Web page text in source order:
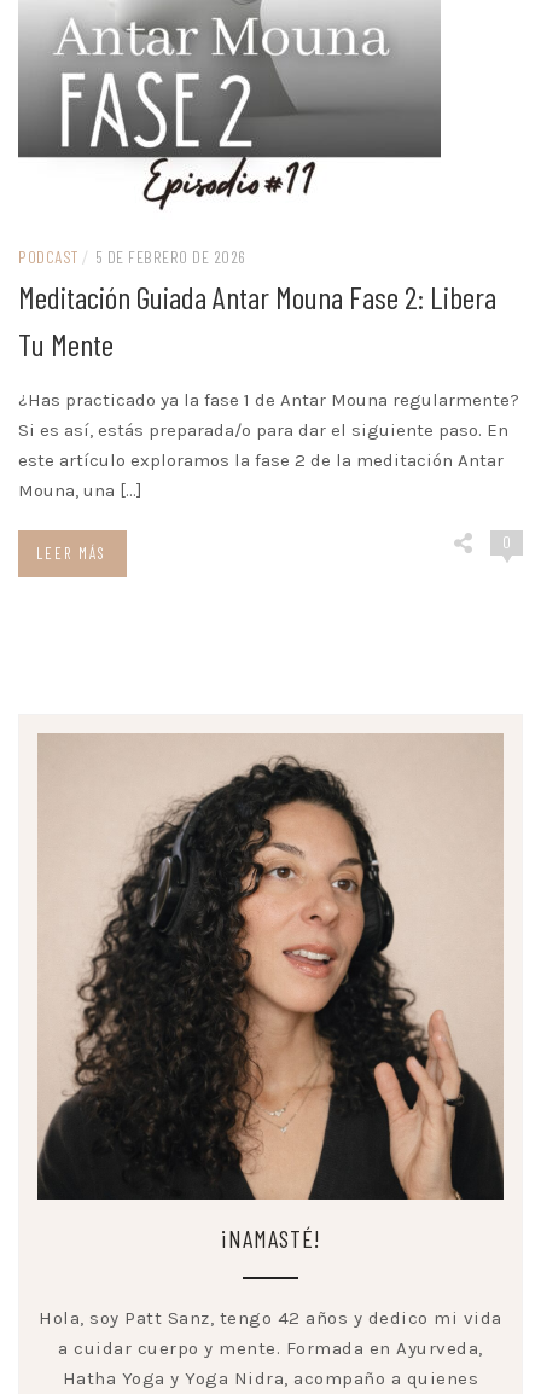
PODCAST / 5 DE FEBRERO DE 2026
Meditación Guiada Antar Mouna Fase 2: Libera
Tu Mente
¿Has practicado ya la fase 1 de Antar Mouna regularmente?
Si es así, estás preparada/o para dar el siguiente paso. En
este artículo exploramos la fase 2 de la meditación Antar
Mouna, una […]
0
LEER MÁS
¡NAMASTÉ!
Hola, soy Patt Sanz, tengo 42 años y dedico mi vida
a cuidar cuerpo y mente. Formada en Ayurveda,
Hatha Yoga y Yoga Nidra, acompaño a quienes